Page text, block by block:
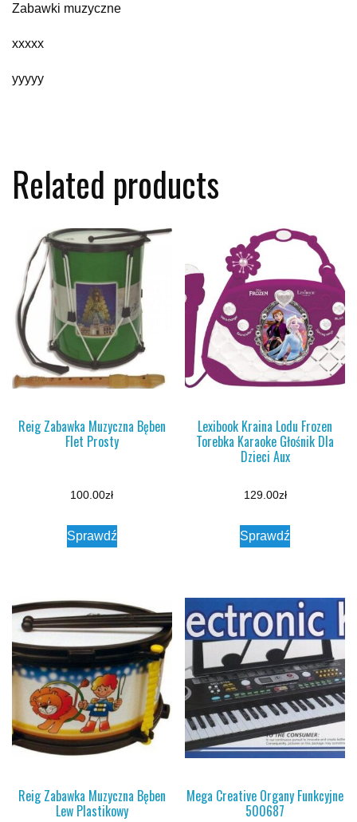
Zabawki muzyczne
xxxxx
yyyyy
Related products
Reig Zabawka Muzyczna Bęben
Flet Prosty
100.00zł
Sprawdź
Lexibook Kraina Lodu Frozen
Torebka Karaoke Głośnik Dla
Dzieci Aux
129.00zł
Sprawdź
Reig Zabawka Muzyczna Bęben
Lew Plastikowy
Mega Creative Organy Funkcyjne
500687